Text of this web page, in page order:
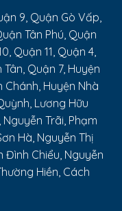
9, Quận Gò Vấp,
Tân Phú, Quận
Quận 11, Quận 4,
Quận 7, Huyện
Chánh, Huyện Nhà
Lương Hữu
Nguyễn Trãi, Phạm
Hà, Nguyễn Thị
Đình Chiểu, Nguyễn
Hiền, Cách